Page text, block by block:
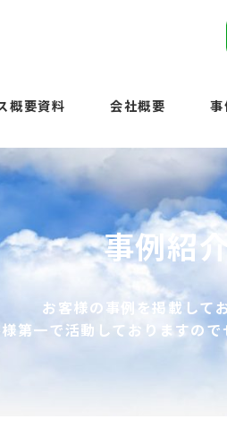
概要資料 会社概要 事
事例紹
お客様の事例を掲載してお
第一で活動しておりますので